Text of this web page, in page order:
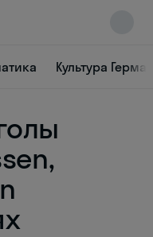
Культура